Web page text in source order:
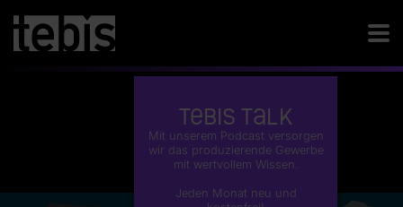
Tebis Talk
Mit unserem Podcast versorgen
wir das produzierende Gewerbe
mit wertvollem Wissen.
Jeden Monat neu und